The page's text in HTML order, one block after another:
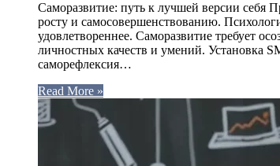
Саморазвитие: путь к лучшей версии себя
росту и самосовершенствованию.
удовлетвореннее. Саморазвитие требует
личностных качеств и умений. Установка
саморефлексия…
Read More »